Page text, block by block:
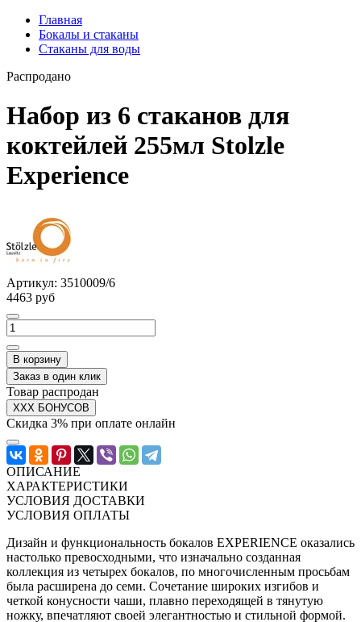
Главная
Бокалы и стаканы
Стаканы для воды
Распродано
Набор из 6 стаканов для
коктейлей 255мл Stolzle
Experience
Артикул: 3510009/6
4463 руб
В корзину
Заказ в один клик
Товар распродан
XXX БОНУСОВ
Скидка 3% при оплате онлайн
ОПИСАНИЕ
ХАРАКТЕРИСТИКИ
УСЛОВИЯ ДОСТАВКИ
УСЛОВИЯ ОПЛАТЫ
Дизайн и функциональность бокалов EXPERIENCE оказались
настолько превосходными, что изначально созданная
коллекция из четырех бокалов, по многочисленным просьбам
была расширена до семи. Сочетание широких изгибов и
четкой конусности чаши, плавно переходящей в тянутую
ножку, впечатляют своей элегантностью и стильной формой.